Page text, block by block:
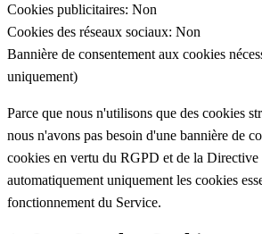
Cookies publicitaires: Non
Cookies des réseaux sociaux: Non
Bannière de consentement aux cookies
uniquement)
Parce que nous n'utilisons que des cookies
nous n'avons pas besoin d'une bannière de
cookies en vertu du RGPD et de la Directive
automatiquement uniquement les cookies
fonctionnement du Service.